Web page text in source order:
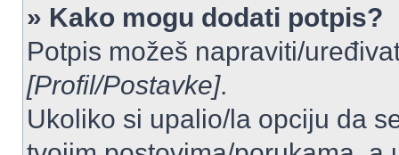
» Kako mogu dodati potpis?
Potpis možeš napraviti/
[Profil/Postavke].
Ukoliko si upalio/la opciju da